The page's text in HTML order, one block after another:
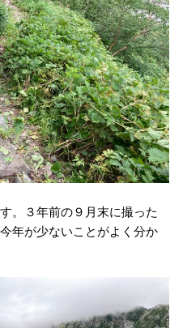
。３年前の９月末に撮った
年が少ないことがよく分か